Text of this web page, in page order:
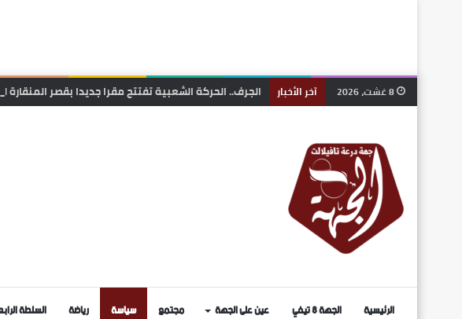
آخر الأخبار الجرف.. الحركة الشعبية تفتتح مقرا جديدا بقصر المنقارة
الرئيسية الجهة 8 تيفي عين على الجهة مجتمع سياسة رياضة السلطة